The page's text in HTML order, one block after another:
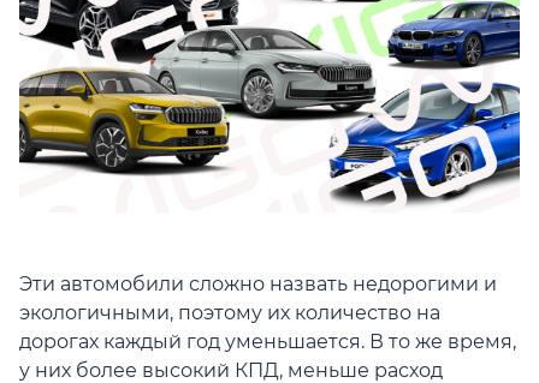
Эти автомобили сложно назвать недорогими и
экологичными, поэтому их количество на
дорогах каждый год уменьшается. В то же время,
у них более высокий КПД, меньше расход